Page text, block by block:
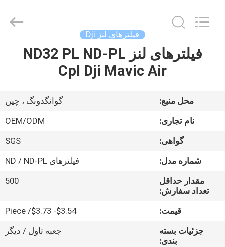
صفحه
محصولات
کنترل
Technology
فیلترهای لنز Dji
فیلترهای لنز ND32 PL ND-PL
Cpl Dji Mavic Air
محل منبع:
گوانگدونگ ، چین
نام تجاری:
OEM/ODM
گواهی:
SGS
شماره مدل:
فیلترهای ND / ND-PL
مقدار حداقل
تعداد سفارش:
500
قیمت:
$3.54- $3.73/ Piece
جزئیات بسته
بندی:
جعبه تاول / دیگر